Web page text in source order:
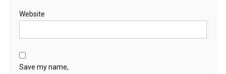
Website
Save my name,